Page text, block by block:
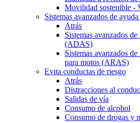
Movilidad sostenible -
Sistemas avanzados de
Atrás
Sistemas avanzados
(ADAS)
Sistemas avanzados
para motos (ARAS)
Evita conductas de riesgo
Atrás
Distracciones al
Salidas de vía
Consumo de alcohol
Consumo de drogas y